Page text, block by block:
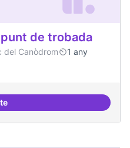
de trobada
del Canòdrom
1 any
obert, que sigui punt de